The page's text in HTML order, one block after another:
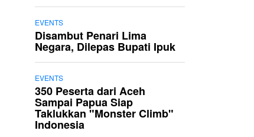
EVENTS
Disambut Penari Lima
Negara, Dilepas Bupati Ipuk
EVENTS
350 Peserta dari Aceh
Sampai Papua Siap
Taklukkan "Monster Climb"
Indonesia